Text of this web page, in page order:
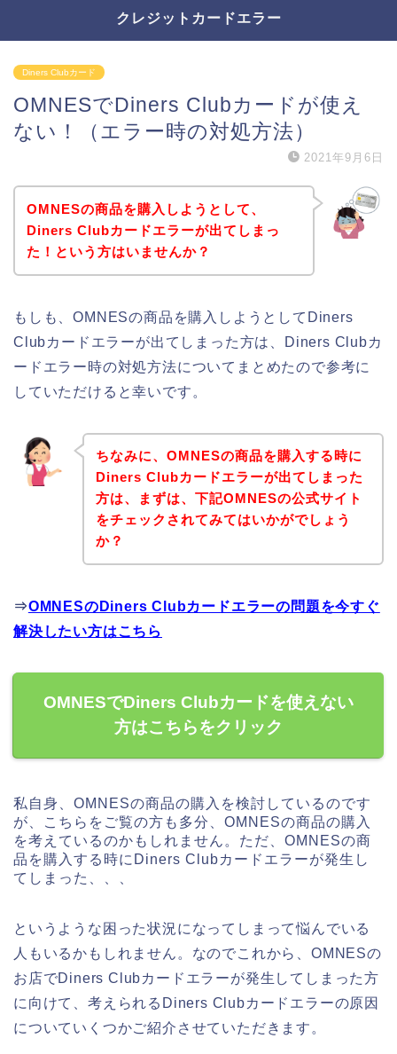
クレジットカードエラー
Diners Clubカード
OMNESでDiners Clubカードが使え
ない！（エラー時の対処方法）
2021年9月6日
OMNESの商品を購入しようとして、
Diners Clubカードエラーが出てしまっ
た！という方はいませんか？
もしも、OMNESの商品を購入しようとしてDiners
Clubカードエラーが出てしまった方は、Diners Clubカ
ードエラー時の対処方法についてまとめたので参考に
していただけると幸いです。
ちなみに、OMNESの商品を購入する時に
Diners Clubカードエラーが出てしまった
方は、まずは、下記OMNESの公式サイト
をチェックされてみてはいかがでしょう
か？
⇒OMNESのDiners Clubカードエラーの問題を今すぐ
解決したい方はこちら
OMNESでDiners Clubカードを使えない
方はこちらをクリック
私自身、OMNESの商品の購入を検討しているのです
が、こちらをご覧の方も多分、OMNESの商品の購入
を考えているのかもしれません。ただ、OMNESの商
品を購入する時にDiners Clubカードエラーが発生し
てしまった、、、
というような困った状況になってしまって悩んでいる
人もいるかもしれません。なのでこれから、OMNESの
お店でDiners Clubカードエラーが発生してしまった方
に向けて、考えられるDiners Clubカードエラーの原因
についていくつかご紹介させていただきます。